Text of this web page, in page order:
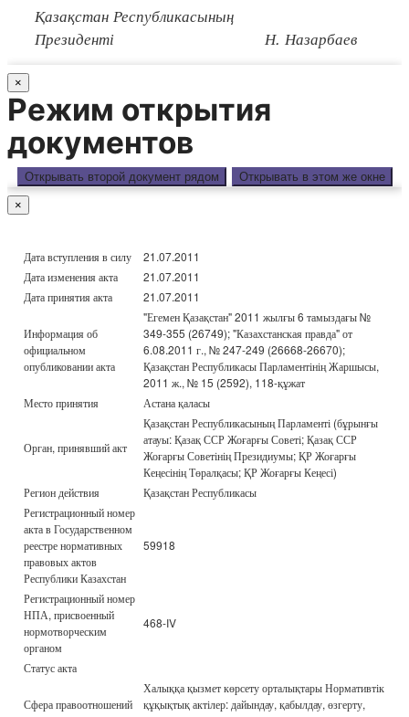
Қазақстан Республикасының
Президенті Н. Назарбаев
×
Режим открытия
документов
Открывать второй документ рядом Открывать в этом же окне
×
Дата вступления в силу
21.07.2011
Дата изменения акта
21.07.2011
Дата принятия акта
21.07.2011
Информация об
официальном
опубликовании акта
"Егемен Қазақстан" 2011 жылғы 6 тамыздағы №
349-355 (26749); "Казахстанская правда" от
6.08.2011 г., № 247-249 (26668-26670);
Қазақстан Республикасы Парламентінің Жаршысы,
2011 ж., № 15 (2592), 118-құжат
Место принятия
Астана қаласы
Орган, принявший акт
Қазақстан Республикасының Парламенті (бұрынғы
атауы: Қазақ ССР Жоғарғы Советі; Қазақ ССР
Жоғарғы Советінің Президиумы; ҚР Жоғарғы
Кеңесінің Төралқасы; ҚР Жоғарғы Кеңесі)
Регион действия
Қазақстан Республикасы
Регистрационный номер
акта в Государственном
реестре нормативных
правовых актов
Республики Казахстан
59918
Регистрационный номер
НПА, присвоенный
нормотворческим
органом
468-IV
Статус акта
Сфера правоотношений
Халыққа қызмет көрсету орталықтары Нормативтік
құқықтық актілер: дайындау, қабылдау, өзгерту,